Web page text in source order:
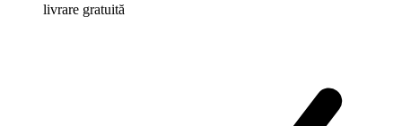
livrare gratuită